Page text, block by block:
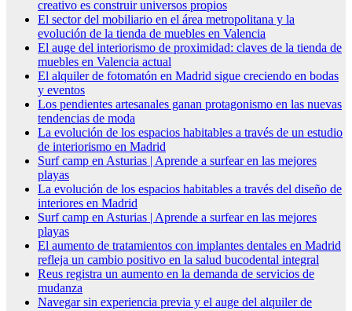
creativo es construir universos propios
El sector del mobiliario en el área metropolitana y la
evolución de la tienda de muebles en Valencia
El auge del interiorismo de proximidad: claves de la tienda de
muebles en Valencia actual
El alquiler de fotomatón en Madrid sigue creciendo en bodas
y eventos
Los pendientes artesanales ganan protagonismo en las nuevas
tendencias de moda
La evolución de los espacios habitables a través de un estudio
de interiorismo en Madrid
Surf camp en Asturias | Aprende a surfear en las mejores
playas
La evolución de los espacios habitables a través del diseño de
interiores en Madrid
Surf camp en Asturias | Aprende a surfear en las mejores
playas
El aumento de tratamientos con implantes dentales en Madrid
refleja un cambio positivo en la salud bucodental integral
Reus registra un aumento en la demanda de servicios de
mudanza
Navegar sin experiencia previa y el auge del alquiler de